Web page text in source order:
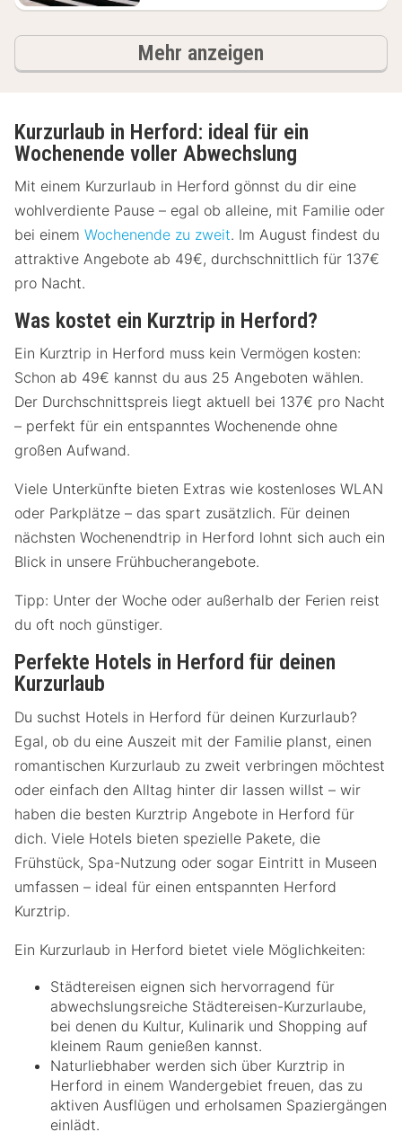
Mehr anzeigen
Kurzurlaub in Herford: ideal für ein
Wochenende voller Abwechslung
Mit einem Kurzurlaub in Herford gönnst du dir eine
wohlverdiente Pause – egal ob alleine, mit Familie oder
bei einem Wochenende zu zweit. Im August findest du
attraktive Angebote ab 49€, durchschnittlich für 137€
pro Nacht.
Was kostet ein Kurztrip in Herford?
Ein Kurztrip in Herford muss kein Vermögen kosten:
Schon ab 49€ kannst du aus 25 Angeboten wählen.
Der Durchschnittspreis liegt aktuell bei 137€ pro Nacht
– perfekt für ein entspanntes Wochenende ohne
großen Aufwand.
Viele Unterkünfte bieten Extras wie kostenloses WLAN
oder Parkplätze – das spart zusätzlich. Für deinen
nächsten Wochenendtrip in Herford lohnt sich auch ein
Blick in unsere Frühbucherangebote.
Tipp: Unter der Woche oder außerhalb der Ferien reist
du oft noch günstiger.
Perfekte Hotels in Herford für deinen
Kurzurlaub
Du suchst Hotels in Herford für deinen Kurzurlaub?
Egal, ob du eine Auszeit mit der Familie planst, einen
romantischen Kurzurlaub zu zweit verbringen möchtest
oder einfach den Alltag hinter dir lassen willst – wir
haben die besten Kurztrip Angebote in Herford für
dich. Viele Hotels bieten spezielle Pakete, die
Frühstück, Spa-Nutzung oder sogar Eintritt in Museen
umfassen – ideal für einen entspannten Herford
Kurztrip.
Ein Kurzurlaub in Herford bietet viele Möglichkeiten:
Städtereisen eignen sich hervorragend für
abwechslungsreiche Städtereisen-Kurzurlaube,
bei denen du Kultur, Kulinarik und Shopping auf
kleinem Raum genießen kannst.
Naturliebhaber werden sich über Kurztrip in
Herford in einem Wandergebiet freuen, das zu
aktiven Ausflügen und erholsamen Spaziergängen
einlädt.